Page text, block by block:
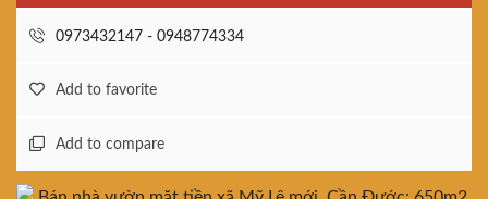
0973432147 - 0948774334
Add to favorite
Add to compare